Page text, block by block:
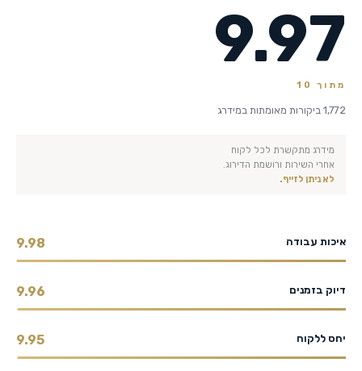
9.97
מתוך 10
1,772 ביקורות מאומתות במידרג
מידרג מתקשרת לכל לקוח
אחרי השירות ורושמת הדירוג.
לא ניתן לזייף.
איכות עבודה 9.98
דיוק בזמנים 9.96
יחס ללקוח 9.95